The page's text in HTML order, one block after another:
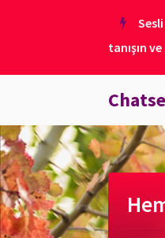
tanışın